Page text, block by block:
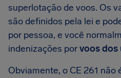
superlotação de voos. Os
são definidos pela lei e
por pessoa, e você
indenizações porvoos dos
Obviamente, o CE 261 não